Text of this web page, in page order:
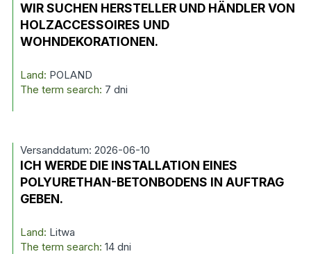
WIR SUCHEN HERSTELLER UND HÄNDLER VON
HOLZACCESSOIRES UND
WOHNDEKORATIONEN.
Land: POLAND
The term search: 7 dni
Versanddatum: 2026-06-10
ICH WERDE DIE INSTALLATION EINES
POLYURETHAN-BETONBODENS IN AUFTRAG
GEBEN.
Land: Litwa
The term search: 14 dni